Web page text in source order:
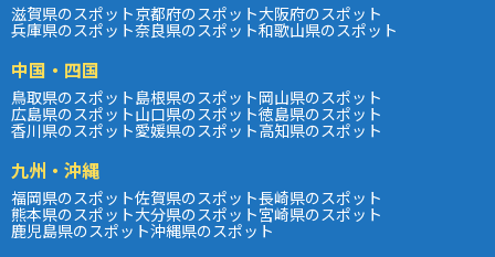
滋賀県のスポット京都府のスポット大阪府のスポット
兵庫県のスポット奈良県のスポット和歌山県のスポット
中国・四国
鳥取県のスポット島根県のスポット岡山県のスポット
広島県のスポット山口県のスポット徳島県のスポット
香川県のスポット愛媛県のスポット高知県のスポット
九州・沖縄
福岡県のスポット佐賀県のスポット長崎県のスポット
熊本県のスポット大分県のスポット宮崎県のスポット
鹿児島県のスポット沖縄県のスポット